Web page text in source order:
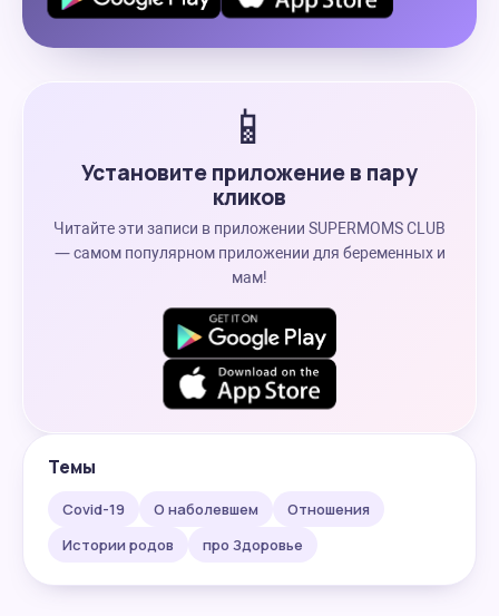
📱
Установите приложение в пару
кликов
Читайте эти записи в приложении SUPERMOMS CLUB
— самом популярном приложении для беременных и
мам!
Темы
Covid-19 О наболевшем
Отношения
Истории родов
про Здоровье